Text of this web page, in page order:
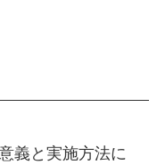
義と実施方法に